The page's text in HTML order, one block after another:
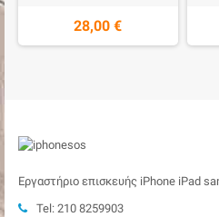
28,00 €
Εργαστήριο επισκευής iPhone iPad
Tel: 210 8259903